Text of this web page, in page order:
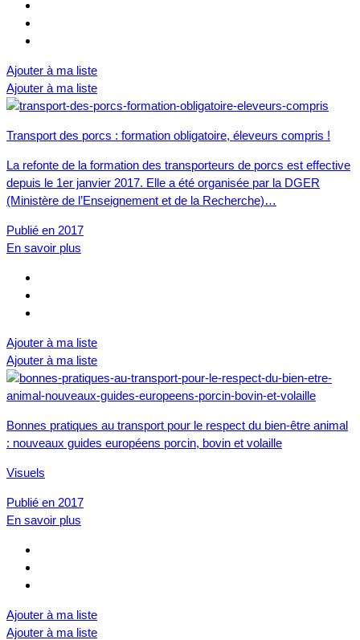
Ajouter à ma liste
Ajouter à ma liste
Transport des porcs : formation obligatoire, éleveurs compris !
La refonte de la formation des transporteurs de porcs est effective
depuis le 1er janvier 2017. Elle a été organisée par la DGER
(Ministère de l’Enseignement et de la Recherche)…
Publié en 2017
En savoir plus
Ajouter à ma liste
Ajouter à ma liste
Bonnes pratiques au transport pour le respect du bien-être animal
: nouveaux guides européens porcin, bovin et volaille
Visuels
Publié en 2017
En savoir plus
Ajouter à ma liste
Ajouter à ma liste